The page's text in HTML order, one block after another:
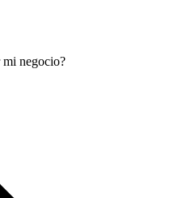
mi negocio?